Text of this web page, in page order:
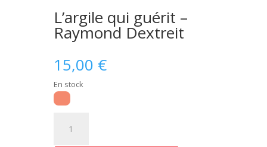
L’argile qui guérit –
Raymond Dextreit
15,00 €
En stock